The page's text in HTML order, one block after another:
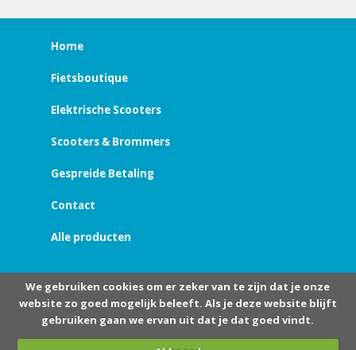
Home
Fietsboutique
Elektrische Scooters
Scooters & Brommers
Gespreide Betaling
Contact
Alle producten
We gebruiken cookies om er zeker van te zijn dat je onze
website zo goed mogelijk beleeft. Als je deze website blijft
gebruiken gaan we ervan uit dat je dat goed vindt.